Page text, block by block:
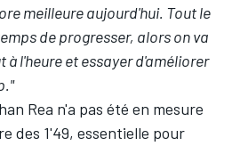
meilleure aujourd'hui. Tout le
de progresser, alors on va
l'heure et essayer d'améliorer
Rea n'a pas été en mesure
des 1'49, essentielle pour